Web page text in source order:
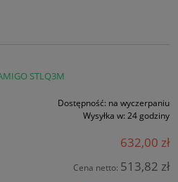
STLQ3M
Dostępność: na wyczerpaniu
Wysyłka w: 24 godziny
632,00 zł
Cena netto: 513,82 zł